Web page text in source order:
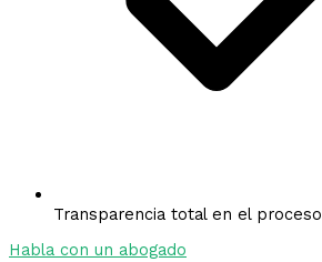
Transparencia total en el proceso
Habla con un abogado